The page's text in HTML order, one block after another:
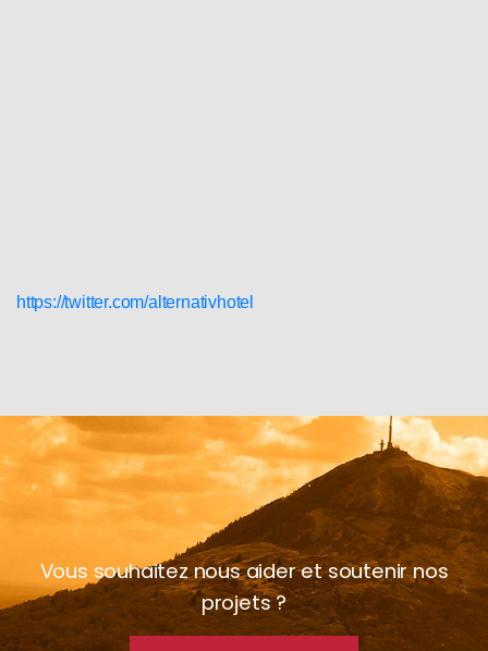
https://twitter.com/alternativhotel
Vous souhaitez nous aider et soutenir nos
projets ?